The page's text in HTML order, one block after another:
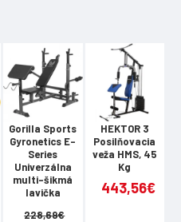
Gorilla Sports
Gyronetics E-
Series
Univerzálna
multi-šikmá
lavička
228,69€
HEKTOR 3
Posilňovacia
veža HMS, 45
Kg
443,56€